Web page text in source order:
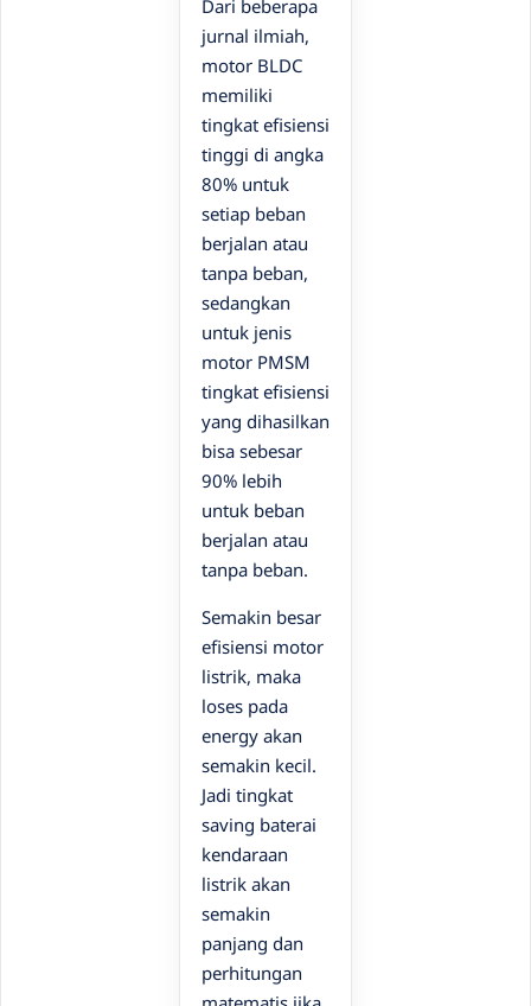
Dari beberapa
jurnal ilmiah,
motor BLDC
memiliki
tingkat efisiensi
tinggi di angka
80% untuk
setiap beban
berjalan atau
tanpa beban,
sedangkan
untuk jenis
motor PMSM
tingkat efisiensi
yang dihasilkan
bisa sebesar
90% lebih
untuk beban
berjalan atau
tanpa beban.
Semakin besar
efisiensi motor
listrik, maka
loses pada
energy akan
semakin kecil.
Jadi tingkat
saving baterai
kendaraan
listrik akan
semakin
panjang dan
perhitungan